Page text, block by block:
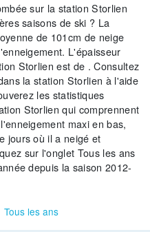
sur la station Storlien
saisons de ski ? La
de 101cm de neige
L'épaisseur
Storlien est de . Consultez
la station Storlien à l'aide
les statistiques
Storlien qui comprennent
maxi en bas,
jours où il a neigé et
sur l'onglet Tous les ans
depuis la saison 2012-
Tous les ans